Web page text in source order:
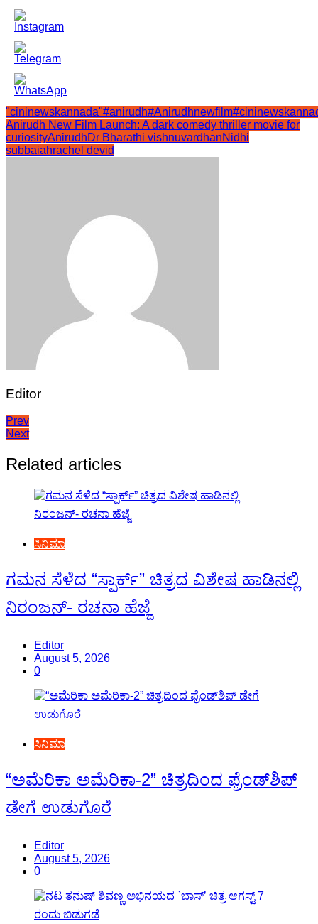
"cininewskannada"#anirudh#Anirudhnewfilm
Anirudh New Film Launch: A dark comedy thriller movie for
curiosityAnirudhDr Bharathi vishnuvardhanNidhi
subbaiahrachel devid
Editor
Post
navigation
Prev
Next
Related articles
ಸಿನಿಮಾ
ಗಮನ ಸೆಳೆದ “ಸ್ಪಾರ್ಕ್” ಚಿತ್ರದ ವಿಶೇಷ ಹಾಡಿನಲ್ಲಿ
ನಿರಂಜನ್- ರಚನಾ ಹೆಜ್ಜೆ
Editor
August 5, 2026
0
ಸಿನಿಮಾ
“ಅಮೆರಿಕಾ ಅಮೆರಿಕಾ-2” ಚಿತ್ರದಿಂದ ಫ್ರೆಂಡ್‍ಶಿಪ್
ಡೇಗೆ ಉಡುಗೊರೆ
Editor
August 5, 2026
0